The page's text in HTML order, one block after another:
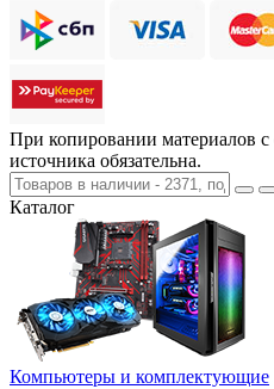
При копировании материалов с
источника обязательна.
Каталог
Компьютеры и комплектующие